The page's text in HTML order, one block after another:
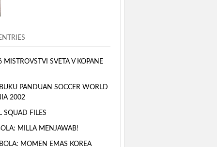
MISTROVSTVI SVETA V KOPANE
PANDUAN SOCCER WORLD
2002
SQUAD FILES
MILLA MENJAWAB!
MOMEN EMAS KOREA